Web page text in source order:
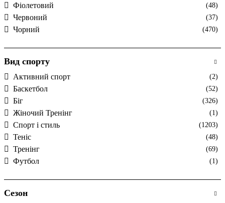
Фіолетовий (48)
Червоний (37)
Чорний (470)
Вид спорту
Активний спорт (2)
Баскетбол (52)
Біг (326)
Жіночий Тренінг (1)
Спорт і стиль (1203)
Теніс (48)
Тренінг (69)
Футбол (1)
Сезон